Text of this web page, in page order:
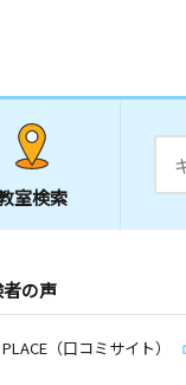
室検索
の声
（口コミサイト）